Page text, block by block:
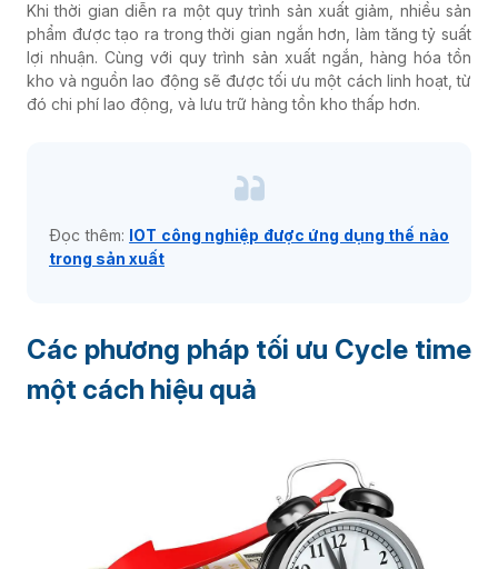
Khi thời gian diễn ra một quy trình sản xuất giảm, nhiều sản
phẩm được tạo ra trong thời gian ngắn hơn, làm tăng tỷ suất
lợi nhuận. Cùng với quy trình sản xuất ngắn, hàng hóa tồn
kho và nguồn lao động sẽ được tối ưu một cách linh hoạt, từ
đó chi phí lao động, và lưu trữ hàng tồn kho thấp hơn.
Đọc thêm: IOT công nghiệp được ứng dụng thế nào
trong sản xuất
Các phương pháp tối ưu Cycle time
một cách hiệu quả